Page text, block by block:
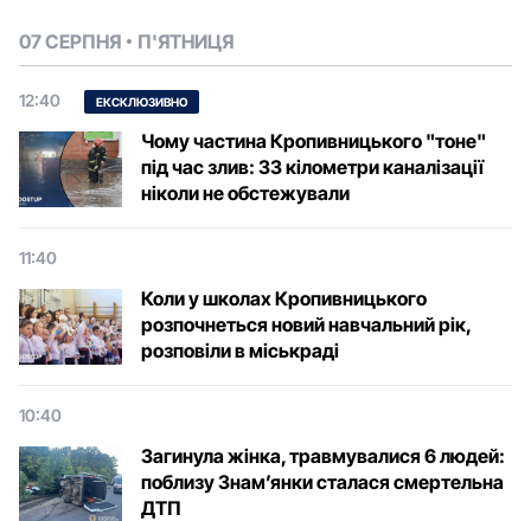
07 СЕРПНЯ П'ЯТНИЦЯ
12:40 ЕКСКЛЮЗИВНО
Чому частина Кропивницького "тоне"
під час злив: 33 кілометри каналізації
ніколи не обстежували
11:40
Коли у школах Кропивницького
розпочнеться новий навчальний рік,
розповіли в міськраді
10:40
Загинула жінка, травмувалися 6 людей:
поблизу Знам’янки сталася смертельна
ДТП